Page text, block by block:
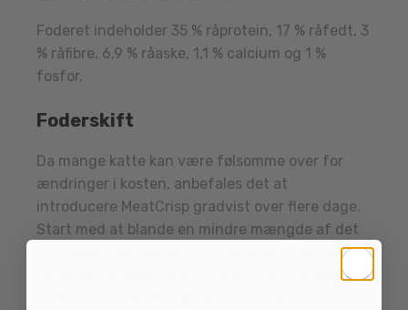
Foderet indeholder 35 % råprotein, 17 % råfedt, 3
% råfibre, 6,9 % råaske, 1,1 % calcium og 1 %
fosfor.
Foderskift
Da mange katte kan være følsomme over for
ændringer i kosten, anbefales det at
introducere MeatCrisp gradvist over flere dage.
Start med at blande en mindre mængde af det
nye foder med kattens nuværende foder og øg